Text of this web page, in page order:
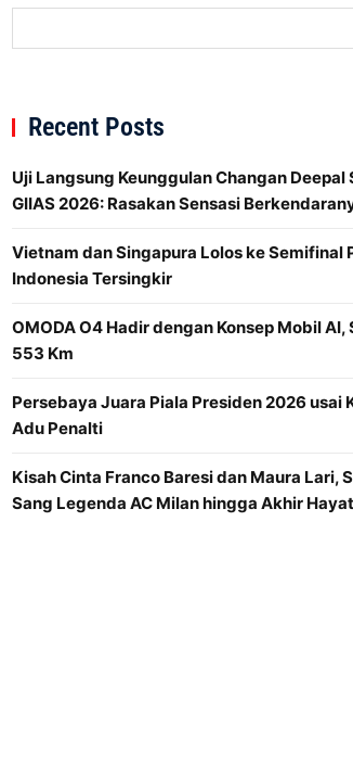
Recent Posts
Uji Langsung Keunggulan Changan Deepal
GIIAS 2026: Rasakan Sensasi
Vietnam dan Singapura Lolos ke Semifinal
Indonesia Tersingkir
OMODA O4 Hadir dengan Konsep Mobil AI,
553 Km
Persebaya Juara Piala Presiden 2026 usai
Adu Penalti
Kisah Cinta Franco Baresi dan Maura Lari,
Sang Legenda AC Milan hingga Akhir Hayat